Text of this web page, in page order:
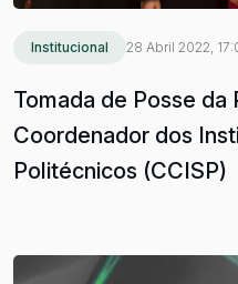
Institucional 28 Abril 2022,
Tomada de Posse
Coordenador dos
Politécnicos (CCISP)